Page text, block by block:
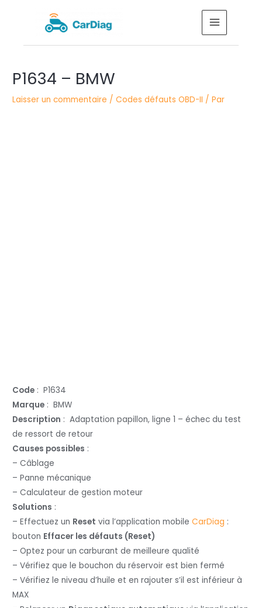
MAIN
MENU
P1634 – BMW
Laisser un commentaire /Codes défauts OBD-II / Par
Code : P1634
Marque : BMW
Description : Adaptation papillon, ligne 1 – échec du test
de ressort de retour
Causes possibles :
– Câblage
– Panne mécanique
– Calculateur de gestion moteur
Solutions :
– Effectuez un Reset via l’application mobileCarDiag :
bouton Effacer les défauts (Reset)
– Optez pour un carburant de meilleure qualité
– Vérifiez que le bouchon du réservoir est bien fermé
– Vérifiez le niveau d’huile et en rajouter s’il est inférieur à
MAX
des
articles